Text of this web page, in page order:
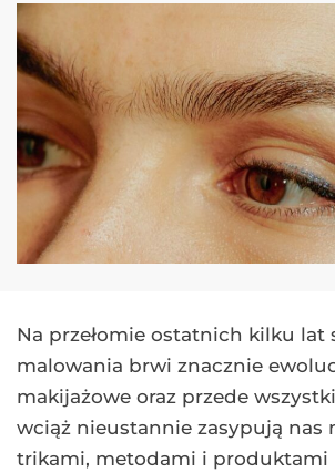
Na przełomie ostatnich kilku lat
malowania brwi znacznie
makijażowe oraz przede
wciąż nieustannie zasypują nas
trikami, metodami i produktami